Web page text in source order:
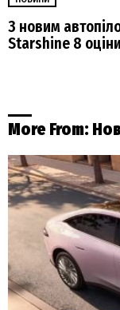
З новим
Starshine 8
More From: